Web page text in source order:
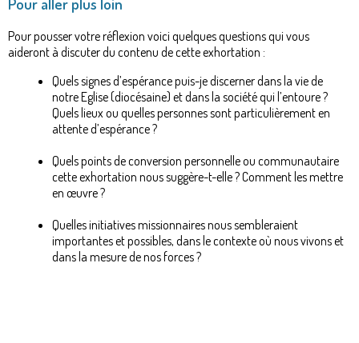
Pour pousser votre réflexion voici quelques questions qui vous
aideront à discuter du contenu de cette exhortation :
Quels signes d’espérance puis-je discerner dans la vie de
notre Eglise (diocésaine) et dans la société qui l’entoure ?
​Quels lieux ou quelles personnes sont particulièrement en
attente d’espérance ?
Quels points de conversion personnelle ou communautaire
cette exhortation nous suggère-t-elle ? Comment les mettre
en œuvre ?
Quelles initiatives missionnaires nous sembleraient
importantes et possibles, dans le contexte où nous vivons et
dans la mesure de nos forces ?